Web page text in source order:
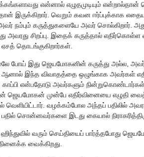
பக்கங்களாவது என்னால் எழுதமுடியும்
இருக்கிறார். வெறும் கவன ஈர்ப்புக்காக
நம்பும் கருத்துகளையே அவர் சொல்கிறார்.
அவரது சிறப்பு. இதைக் கருத்தால்
ஏசத் தொடங்குகிறார்கள்.
போய் இது ஜெயமோகனின் கருத்து அல்ல, அவர்
இந்த விவாதத்தை ஒழுங்காக அவர்கள்
என்பதோடு அவர்களும்
ஜெயமோகன் முன்பே எதிர்வினையை எழுதி
வெளியிட்டார். வழக்கம்போல அந்தப் பதிலில்
சொன்னவர்களை இடது கையால்
வரும் செய்தியைப் பார்த்தபோது
வைக்கிறது.